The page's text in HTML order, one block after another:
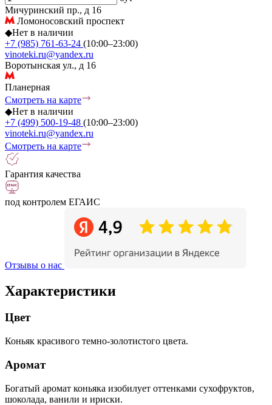
Мичуринский пр., д 16
Ломоносовский проспект
◆Нет в наличии
+7 (985) 761-63-24 (10:00–23:00)
vinoteki.ru@yandex.ru
Воротынская ул., д 16
Планерная
Смотреть на карте
◆Нет в наличии
+7 (499) 500-19-48 (10:00–23:00)
vinoteki.ru@yandex.ru
Смотреть на карте
Гарантия качества
под контролем ЕГАИС
Отзывы о нас
Характеристики
Цвет
Коньяк красивого темно-золотистого цвета.
Аромат
Богатый аромат коньяка изобилует оттенками сухофруктов,
шоколада, ванили и ириски.